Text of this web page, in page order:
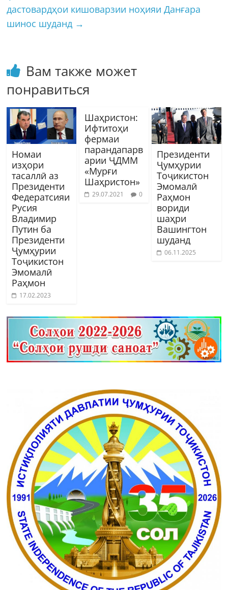
дастовардҳои кишоварзии ноҳияи Данғара
шинос шуданд →
Вам также может
понравиться
Номаи
изҳори
тасаллӣ аз
Президенти
Федератсияи
Русия
Владимир
Путин ба
Президенти
Ҷумҳурии
Тоҷикистон
Эмомалӣ
Раҳмон
17.02.2023
Шаҳристон:
Ифтитоҳи
фермаи
парандапарв
арии ҶДММ
«Мурғи
Шаҳристон»
29.07.2021 0
Президенти
Ҷумҳурии
Тоҷикистон
Эмомалӣ
Раҳмон
вориди
шаҳри
Вашингтон
шуданд
06.11.2025